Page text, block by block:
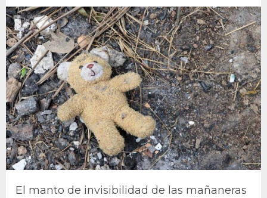
El manto de invisibilidad de las mañaneras